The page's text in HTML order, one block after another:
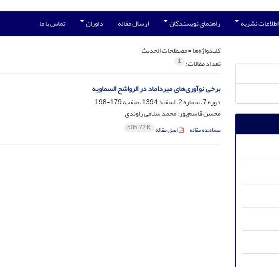
اطلاعات نشریه راهنمای نویسندگان ارسال مقاله داوران تماس با ما
کلیدواژه‌ها =مصطلحات الحدیث
تعداد مقالات: 1
برخی نو‌آوری‌های میرداماد در الرواشح السماویه
دوره 7، شماره 2، اسفند 1394، صفحه
179-198
محسن قاسم‌پور؛ محمد سلامی راوندی
مشاهده مقاله اصل مقاله 505.72 K